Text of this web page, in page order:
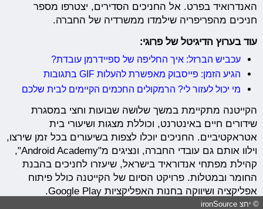
האנדרואיד בפרט. אל החניכים הסדירים, יצטרפו מספר
חניכים מהפריפריה שילמדו ממשרדיה של החברה.
עוד בערוץ הדיגיטל של פרוגי:
עכביש הברזל: איך החליפה של ספיידרמן עובדת?
הגיע הזמן: פייסבוק מאפשרת להעלות GIF בתגובות
מי יכול לעזור לי? הרמקולים החכמים הקיימים לבית שלכם
הקייטנה מתקיימת במשך שלושה שבועות וחצי במסגרת
שידורים חיים באינטרנט, וכוללת מצגות ושיעורי בית
אטראקטיביים. החניכים יוכלו לצפות בשיעורים בכל זמן שירצו,
וילוו אותם גם עובדי החברה, ונציגים מ"Android Academy",
קהילת מפתחי אנדוראיד בישראל, שיעזרו לחניכים בהבנת
החומר ובמטלות. פרויקט הסיום של הקייטנה כולל פיתוח
אפליקציה ושיווקה בחנות האפליקציות Google Play.
© יחצ ironSource